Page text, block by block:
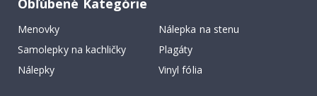
Menovky
Nálepka na stenu
Samolepky na kachličky
Plagáty
Nálepky
Vinyl fólia